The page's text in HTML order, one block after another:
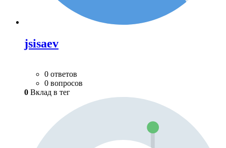
jsisaev
0 ответов
0 вопросов
0 Вклад в тег